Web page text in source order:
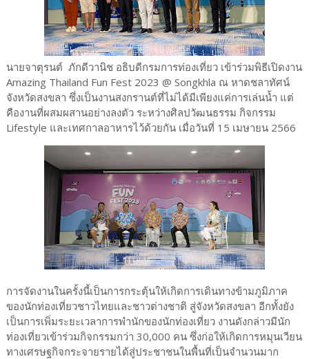
นายจาตุรนต์ ภักดีวานิช อธิบดีกรมการท่องเที่ยว เข้าร่วมพิธีเปิดงาน
Amazing Thailand Fun Fest 2023 @ Songkhla ณ หาดชลาทัศน์
จังหวัดสงขลา ซึ่งเป็นงานสงกรานต์ที่ไม่ได้มีเพียงแค่การเล่นน้ำ แต่
คืองานที่ผสมผสานอย่างลงตัว ระหว่างศิลปวัฒนธรรม กิจกรรม
Lifestyle และเทศกาลอาหารไว้ด้วยกัน เมื่อวันที่ 15 เมษายน 2566
การจัดงานในครั้งนี้เป็นการกระตุ้นให้เกิดการเดินทางข้ามภูมิภาค
ของนักท่องเที่ยวชาวไทยและชาวต่างชาติ สู่จังหวัดสงขลา อีกทั้งยัง
เป็นการเพิ่มระยะเวลาการพำนักของนักท่องเที่ยว งานดังกล่าวมีนัก
ท่องเที่ยวเข้าร่วมกิจกรรมกว่า 30,000 คน ซึ่งก่อให้เกิดการหมุนเวียน
ทางเศรษฐกิจกระจายรายได้สู่ประชาชนในพื้นที่เป็นจำนวนมาก